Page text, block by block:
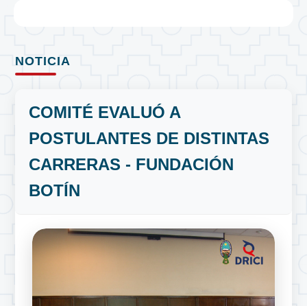
NOTICIA
COMITÉ EVALUÓ A
POSTULANTES DE DISTINTAS
CARRERAS - FUNDACIÓN
BOTÍN